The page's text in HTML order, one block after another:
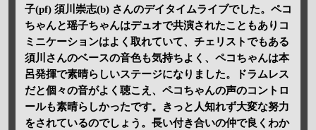
子(pf) 須川崇志(b) さんのデイタイムライブでした。ペコ
ちゃんと瑶子ちゃんはデュオで共演されたこともありコ
ミニケーションはよく取れていて、チェリストでもある
須川さんのベースの音色も気持ちよく、ペコちゃんは本
呂発揮で素晴らしいステージになりました。ドラムレス
だと個々の音がよく聴こえ、ペコちゃんの声のコントロ
ールも素晴らしかったです。きっと人知れず大変な努力
をされているのでしょう。長い付き合いの仲で良くわか